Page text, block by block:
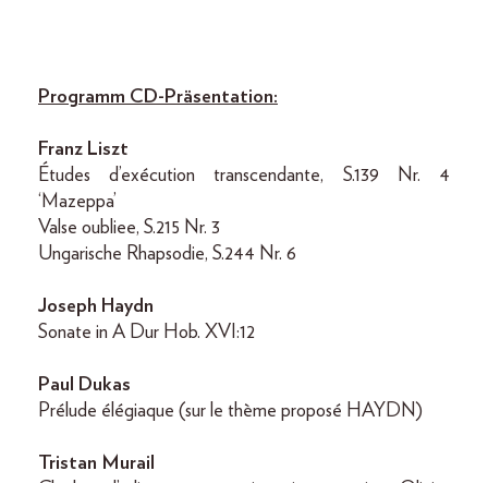
Programm CD-Präsentation:
Franz Liszt
Études d’exécution transcendante, S.139 Nr. 4
‘Mazeppa’
Valse oubliee, S.215 Nr. 3
Ungarische Rhapsodie, S.244 Nr. 6
Joseph Haydn
Sonate in A Dur Hob. XVI:12
Paul Dukas
Prélude élégiaque (sur le thème proposé HAYDN)
Tristan Murail